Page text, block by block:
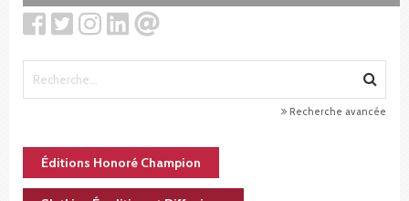
Recherche avancée
Éditions Honoré Champion